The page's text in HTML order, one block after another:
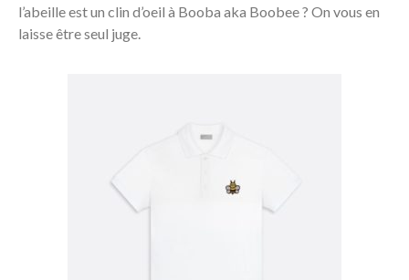
l’abeille est un clin d’oeil à Booba aka Boobee ? On vous en
laisse être seul juge.